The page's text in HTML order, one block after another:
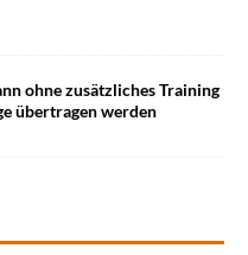
ohne zusätzliches Training
übertragen werden